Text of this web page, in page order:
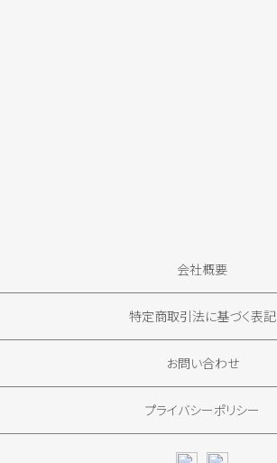
会社概要
特定商取引法に基づく表記
お問い合わせ
プライバシーポリシー